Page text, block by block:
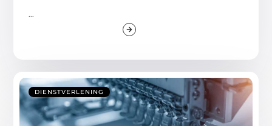
...
DIENSTVERLENING